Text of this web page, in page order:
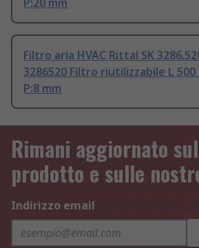
P:20 mm
Filtro aria HVAC Rittal SK
3286520 Filtro riutilizzabile L 500
P:8 mm
Rimani aggiornato
prodotto e sulle
Indirizzo email